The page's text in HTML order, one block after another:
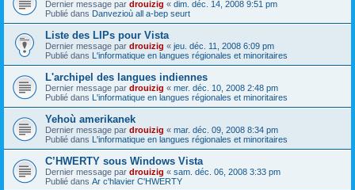
Dernier message par drouizig « dim. déc. 14, 2008 9:51 pm
Publié dans Danvezioù all a-bep seurt
Liste des LIPs pour Vista
Dernier message par drouizig « jeu. déc. 11, 2008 6:09 pm
Publié dans L'informatique en langues régionales et minoritaires
L'archipel des langues indiennes
Dernier message par drouizig « mer. déc. 10, 2008 2:48 pm
Publié dans L'informatique en langues régionales et minoritaires
Yehoù amerikanek
Dernier message par drouizig « mar. déc. 09, 2008 8:34 pm
Publié dans L'informatique en langues régionales et minoritaires
C’HWERTY sous Windows Vista
Dernier message par drouizig « sam. déc. 06, 2008 3:33 pm
Publié dans Ar c'hlavier C'HWERTY